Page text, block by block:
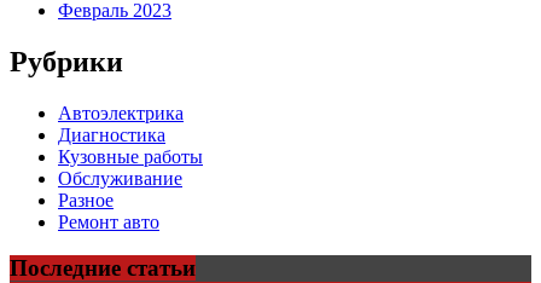
Февраль 2023
Рубрики
Автоэлектрика
Диагностика
Кузовные работы
Обслуживание
Разное
Ремонт авто
Последние статьи